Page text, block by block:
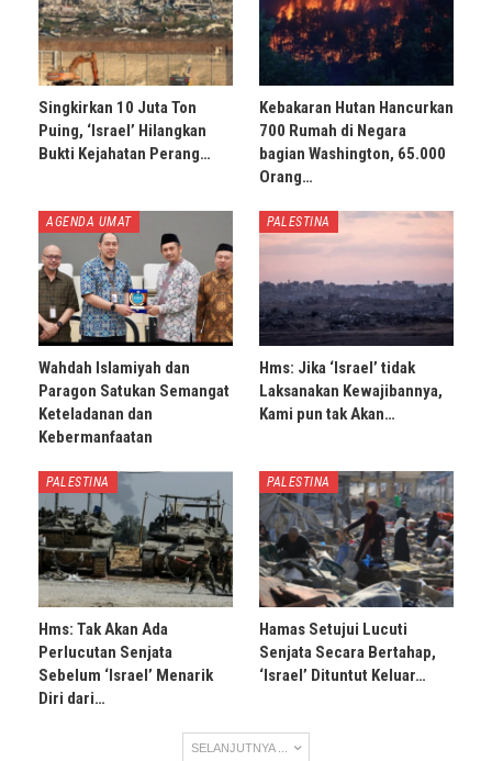
Singkirkan 10 Juta Ton
Puing, ‘Israel’ Hilangkan
Bukti Kejahatan Perang…
Kebakaran Hutan Hancurkan
700 Rumah di Negara
bagian Washington, 65.000
Orang…
AGENDA UMAT
Wahdah Islamiyah dan
Paragon Satukan Semangat
Keteladanan dan
Kebermanfaatan
PALESTINA
Hms: Jika ‘Israel’ tidak
Laksanakan Kewajibannya,
Kami pun tak Akan…
PALESTINA
Hms: Tak Akan Ada
Perlucutan Senjata
Sebelum ‘Israel’ Menarik
Diri dari…
PALESTINA
Hamas Setujui Lucuti
Senjata Secara Bertahap,
‘Israel’ Dituntut Keluar…
SELANJUTNYA ...